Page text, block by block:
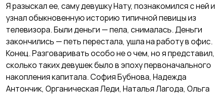
Я разыскал ее, саму девушку Нату, познакомился с ней и
узнал обыкновенную историю типичной певицы из
телевизора. Были деньги — пела, снималась. Деньги
закончились — петь перестала, ушла на работу в офис.
Конец. Разговаривать особо не о чем, но я представил,
сколько таких девушек было в эпоху первоначального
накопления капитала. София Бубнова, Надежда
Антончик, Органическая Леди, Наталья Лагода, Ольга